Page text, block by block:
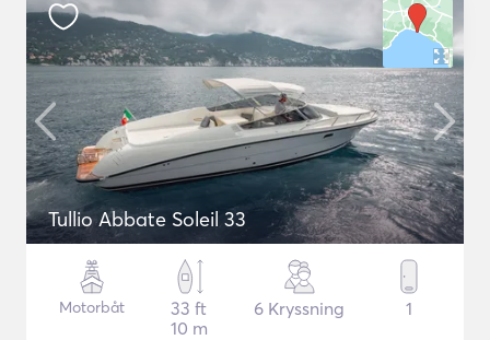
Tullio Abbate Soleil 33
Motorbåt
33 ft
10 m
6 Kryssning 1